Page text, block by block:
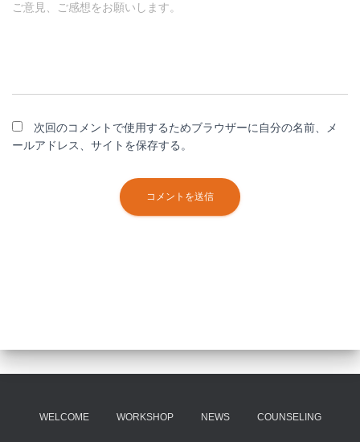
ご意見、ご感想をお願いします。
次回のコメントで使用するためブラウザーに自分の名前、メ
ールアドレス、サイトを保存する。
WELCOME WORKSHOP NEWS COUNSELING